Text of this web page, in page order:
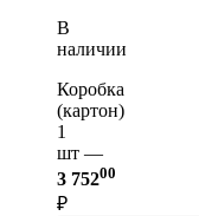
В
наличии
Коробка
(картон)
1
шт —
3 75200
₽